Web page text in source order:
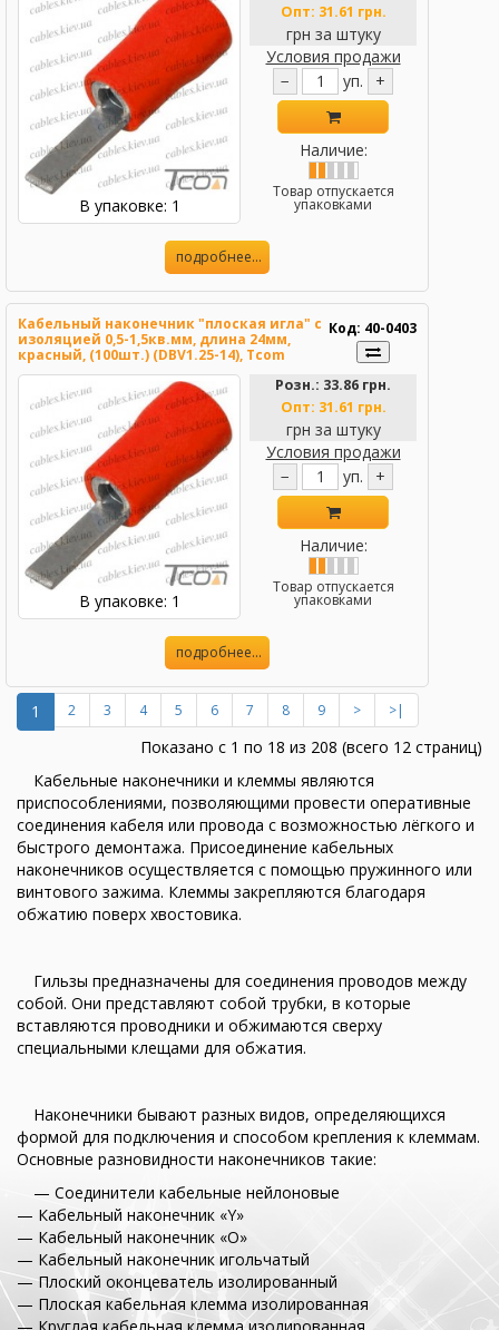
В упаковке: 1
Опт: 31.61 грн.
грн за штуку
Условия продажи
−
уп. +
Наличие:
Товар отпускается
упаковками
подробнее...
Кабельный наконечник "плоская игла" с
изоляцией 0,5-1,5кв.мм, длина 24мм,
красный, (100шт.) (DBV1.25-14), Tcom
Код: 40-0403
В упаковке: 1
Розн.: 33.86 грн.
Опт: 31.61 грн.
грн за штуку
Условия продажи
−
уп. +
Наличие:
Товар отпускается
упаковками
подробнее...
1 2 3 4 5 6 7 8 9 > >|
Показано с 1 по 18 из 208 (всего 12 страниц)
Кабельные наконечники и клеммы являются
приспособлениями, позволяющими провести оперативные
соединения кабеля или провода с возможностью лёгкого и
быстрого демонтажа. Присоединение кабельных
наконечников осуществляется с помощью пружинного или
винтового зажима. Клеммы закрепляются благодаря
обжатию поверх хвостовика.
Гильзы предназначены для соединения проводов между
собой. Они представляют собой трубки, в которые
вставляются проводники и обжимаются сверху
специальными клещами для обжатия.
Наконечники бывают разных видов, определяющихся
формой для подключения и способом крепления к клеммам.
Основные разновидности наконечников такие:
— Соединители кабельные нейлоновые
— Кабельный наконечник «Y»
— Кабельный наконечник «О»
— Кабельный наконечник игольчатый
— Плоский оконцеватель изолированный
— Плоская кабельная клемма изолированная